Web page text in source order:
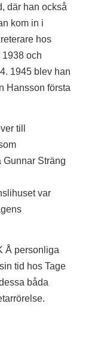
där han också
kom in i
hos
och
1945 blev han
Hansson första
till
Gunnar Sträng
var
Å personliga
tid hos Tage
båda